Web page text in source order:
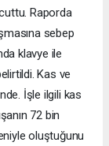
Raporda
sebep
klavye ile
Kas ve
İşle ilgili kas
72 bin
oluştuğunu